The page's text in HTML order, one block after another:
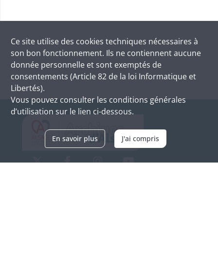
Ce site utilise des cookies techniques nécessaires à
son bon fonctionnement. Ils ne contiennent aucune
donnée personnelle et sont exemptés de
consentements (Article 82 de la loi Informatique et
Libertés).
Vous pouvez consulter les conditions générales
d’utilisation sur le lien ci-dessous.
En savoir plus J'ai compris